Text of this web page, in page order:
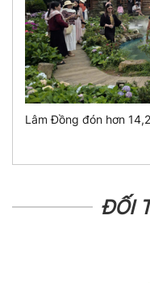
Lâm Đồng đón hơn
ĐỐI